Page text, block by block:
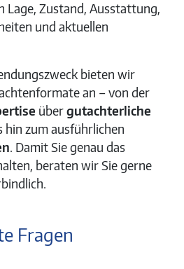
Lage, Zustand, Ausstattung,
und aktuellen
bieten wir
an – von der
übergutachterliche
hin zum ausführlichen
. Damit Sie genau das
beraten wir Sie gerne
Fragen